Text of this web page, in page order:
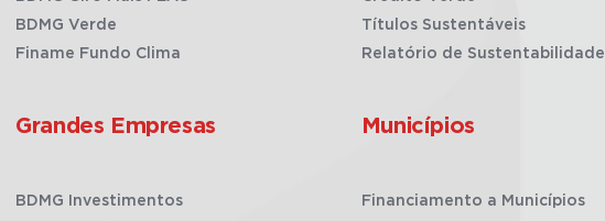
BDMG Verde
Finame Fundo Clima
Grandes Empresas
BDMG Investimentos
Títulos Sustentáveis
Relatório de Sustentabilidade
Municípios
Financiamento a Municípios